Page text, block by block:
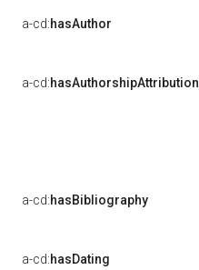
a-cd:hasAuthor
a-cd:hasAuthorshipAttribution
a-cd:hasBibliography
a-cd:hasDating